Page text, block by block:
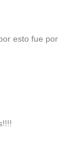
esto fue por